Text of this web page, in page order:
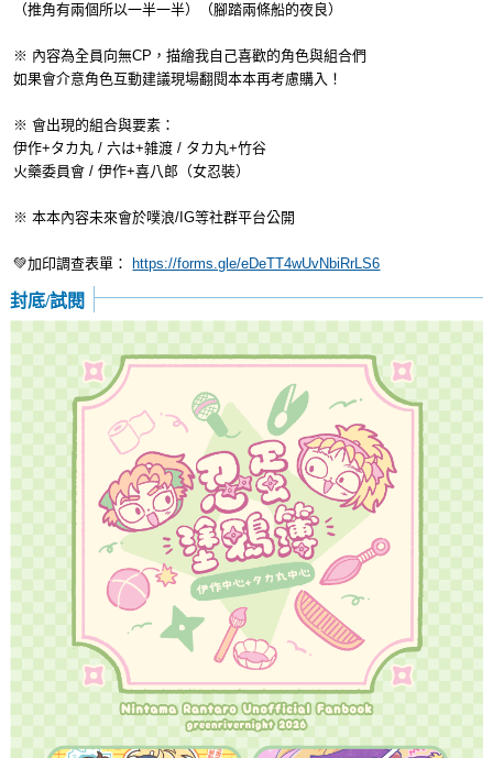
（推角有兩個所以一半一半）（腳踏兩條船的夜良）
※ 內容為全員向無CP，描繪我自己喜歡的角色與組合們
如果會介意角色互動建議現場翻閱本本再考慮購入！
※ 會出現的組合與要素：
伊作+タカ丸 / 六は+雑渡 / タカ丸+竹谷
火藥委員會 / 伊作+喜八郎（女忍裝）
※ 本本內容未來會於噗浪/IG等社群平台公開
💚加印調查表單： https://forms.gle/eDeTT4wUvNbiRrLS6
封底/試閱